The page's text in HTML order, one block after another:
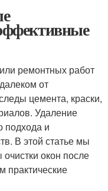
ремонтных работ
от
цемента, краски,
Удаление
подхода и
В этой статье мы
окон после
практические